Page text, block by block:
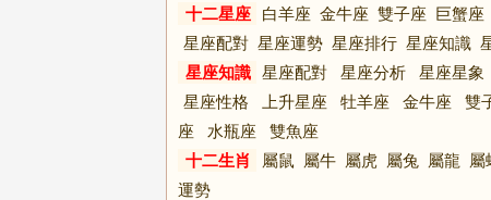
十二星座
白羊座 金牛座 雙子座 巨蟹座
星座配對 星座運勢 星座排行 星座知識
星座知識 星座配對 星座分析 星座星象
星座性格
上升星座 牡羊座 金牛座 雙
座
水瓶座
雙魚座
十二生肖
屬鼠 屬牛 屬虎 屬兔 屬龍 屬
運勢